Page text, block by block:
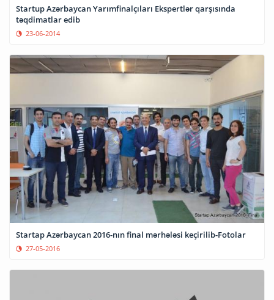
Startup Azərbaycan Yarımfinalçıları Ekspertlər qarşısında
təqdimatlar edib
23-06-2014
Startap Azərbaycan 2016-nın final mərhələsi keçirilib-Fotolar
27-05-2016